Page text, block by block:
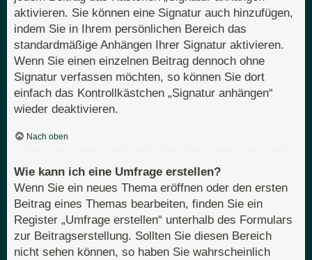
aktivieren. Sie können eine Signatur auch hinzufügen,
indem Sie in Ihrem persönlichen Bereich das
standardmäßige Anhängen Ihrer Signatur aktivieren.
Wenn Sie einen einzelnen Beitrag dennoch ohne
Signatur verfassen möchten, so können Sie dort
einfach das Kontrollkästchen „Signatur anhängen“
wieder deaktivieren.
Nach oben
Wie kann ich eine Umfrage erstellen?
Wenn Sie ein neues Thema eröffnen oder den ersten
Beitrag eines Themas bearbeiten, finden Sie ein
Register „Umfrage erstellen“ unterhalb des Formulars
zur Beitragserstellung. Sollten Sie diesen Bereich
nicht sehen können, so haben Sie wahrscheinlich